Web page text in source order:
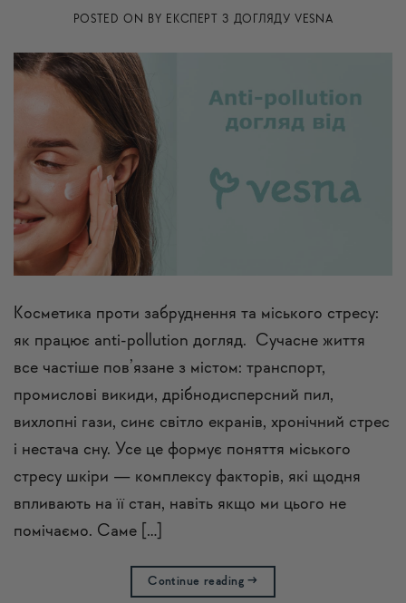
POSTED ON BY ЕКСПЕРТ З ДОГЛЯДУ VESNA
Косметика проти забруднення та міського стресу:
як працює anti-pollution догляд. Сучасне життя
все частіше пов’язане з містом: транспорт,
промислові викиди, дрібнодисперсний пил,
вихлопні гази, синє світло екранів, хронічний стрес
і нестача сну. Усе це формує поняття міського
стресу шкіри — комплексу факторів, які щодня
впливають на її стан, навіть якщо ми цього не
помічаємо. Саме […]
Continue reading→